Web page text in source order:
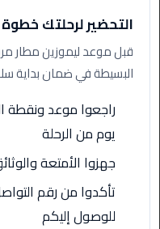
العرب
الساحل
الشمالي
ليموزين
الفيوم
القاهرة
ليموزين
التحضير لرحلتك
قبل موعد ليموزين مطار
البسيطة في ضمان بداية
راجعوا موعد ونقطة
يوم من الرحلة
جهزوا الأمتعة
تأكدوا من رقم
للوصول إليكم